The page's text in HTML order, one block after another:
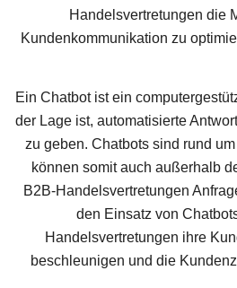
Handelsvertretungen die
Kundenkommunikation zu
Ein Chatbot ist ein
der Lage ist, automatisierte
zu geben. Chatbots sind rund
können somit auch außerhalb
B2B-Handelsvertretungen
den Einsatz von
Handelsvertretungen ihre
beschleunigen und die